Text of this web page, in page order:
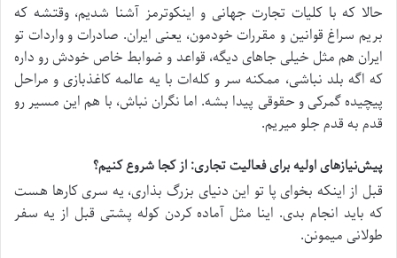
حالا که با کلیات تجارت جهانی و اینکوترمز آشنا شدیم، وقتشه که
بریم سراغ قوانین و مقررات خودمون، یعنی ایران. صادرات و واردات تو
ایران هم مثل خیلی جاهای دیگه، قواعد و ضوابط خاص خودش رو داره
که اگه بلد نباشی، ممکنه سر و کله‌ات با یه عالمه کاغذبازی و مراحل
پیچیده گمرکی و حقوقی پیدا بشه. اما نگران نباش، با هم این مسیر رو
قدم به قدم جلو میریم.
پیش‌نیازهای اولیه برای فعالیت تجاری: از کجا شروع کنیم؟
قبل از اینکه بخوای پا تو این دنیای بزرگ بذاری، یه سری کارها هست
که باید انجام بدی. اینا مثل آماده کردن کوله پشتی قبل از یه سفر
طولانی میمونن.